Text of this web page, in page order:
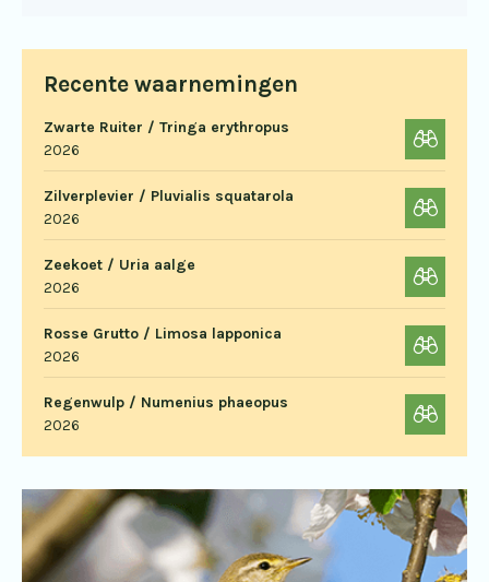
Recente waarnemingen
Zwarte Ruiter / Tringa erythropus
2026
Zilverplevier / Pluvialis squatarola
2026
Zeekoet / Uria aalge
2026
Rosse Grutto / Limosa lapponica
2026
Regenwulp / Numenius phaeopus
2026